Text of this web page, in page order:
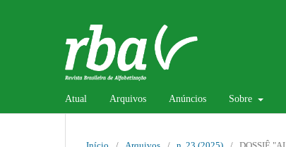
Atual Arquivos Anúncios Sobre